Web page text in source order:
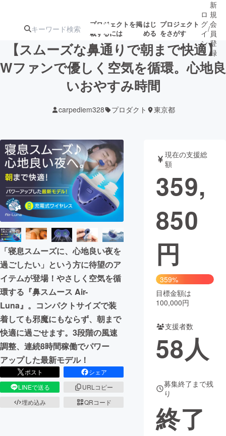
プロジェクトを掲
載するには
はじ
める
プロジェクト
をさがす
注目のリ 注目の新着プロ募集終了が近いプ
テクノロジー・ガジェット
映像・映画 書籍・雑誌
ビジネス・起業 チャレンジ
まちづくり・地域活性化
CAMPFIRE for Social Good
CAMPFIRE Creation
CAMPFIREふるさと納税
コミュニティ
ロ
グ
イ
ン
/
新
規
会
員
登
録
【スムーズな鼻通りで朝まで快適】
Wファンで優しく空気を循環。心地良
いおやすみ時間
carpediem328 プロダクト 東京都
「寝息スムーズに、心地良い夜を
過ごしたい」という方に待望のア
イテムが登場！やさしく空気を循
環する『鼻スムース Air-
Luna』。コンパクトサイズで装
着しても邪魔にもならず、朝まで
快適に過ごせます。3段階の風速
調整、連続8時間稼働でパワー
アップした最新モデル！
ポスト
シェア
LINEで送る
URLコピー
埋め込み
QRコード
現在の支援総
額
359,
850
円
359%
目標金額は
100,000円
支援者数
58人
募集終了まで残
り
終了